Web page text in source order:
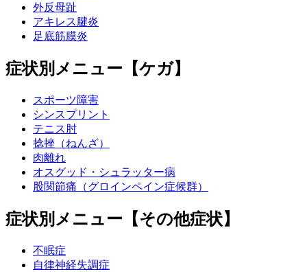
外反母趾
アキレス腱炎
足底筋膜炎
症状別メニュー【ケガ】
スポーツ障害
シンスプリント
テニス肘
捻挫（ねんざ）
肉離れ
オスグッド・シュラッター病
股関節痛（グロインペイン症候群）
症状別メニュー【その他症状】
不眠症
自律神経失調症